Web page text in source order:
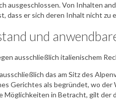
ausgeschlossen. Von Inhalten
dass er sich deren Inhalt nicht zu
und
ausschließlich italienischem
das am Sitz des
Gerichtes als begründet, wo
Möglichkeiten in Betracht, gilt